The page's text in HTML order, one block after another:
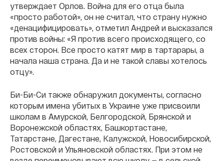
утверждает Орлов. Война для его отца была
«просто работой», он не считал, что страну нужно
«денацифицировать», отметил Андрей и высказался
против войны: «Я против всего происходящего, со
всех сторон. Все просто катят мир в тартарары, а
начала наша страна. Да и не такой славы хотелось
отцу».
Би-Би-Си также обнаружил документы, согласно
которым имена убитых в Украине уже присвоили
школам в Амурской, Белгородской, Брянской и
Воронежской областях, Башкортастане,
Татарстане, Дагестане, Калужской, Новосибирской,
Ростовской и Ульяновской областях. При этом не